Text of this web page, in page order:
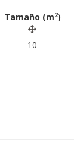
Tamaño (m2)
10